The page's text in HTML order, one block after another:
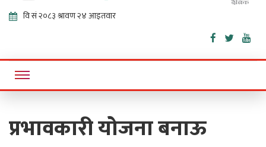
Sajha
Bisaunee
Online News Portal
प्रभावकारी योजना बनाऊ